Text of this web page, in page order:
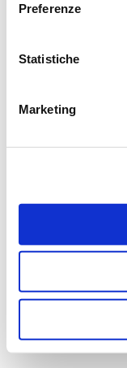
Preferenze
Statistiche
Marketing